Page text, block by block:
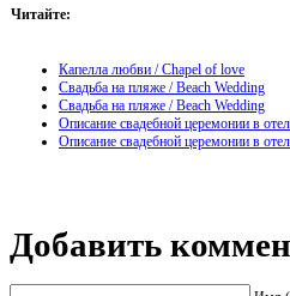
Читайте:
Капелла любви / Chapel of love
Свадьба на пляже / Beach Wedding
Свадьба на пляже / Beach Wedding
Описание свадебной церемонии в
Описание свадебной церемонии в
Добавить